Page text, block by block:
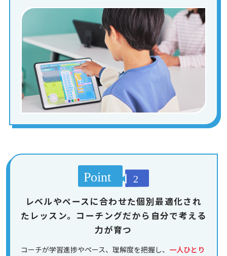
レベルやペースに合わせた個別最適化され
たレッスン。コーチングだから自分で考える
力が育つ
コーチが学習進捗やペース、理解度を把握し、 一人ひとり